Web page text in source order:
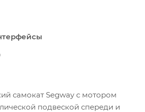
самокат Segway с мотором
подвеской спереди и